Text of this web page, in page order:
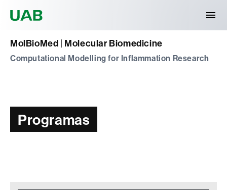
MolBioMed | Molecular Biomedicine
Computational Modelling for Inflammation Research
Programas